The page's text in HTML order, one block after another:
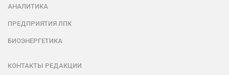
АНАЛИТИКА
ПРЕДПРИЯТИЯ ЛПК
БИОЭНЕРГЕТИКА
КОНТАКТЫ РЕДАКЦИИ